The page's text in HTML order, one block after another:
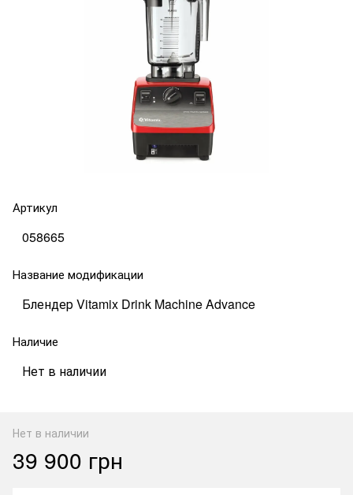
Артикул
058665
Название модификации
Блендер Vitamix Drink Machine Advance
Наличие
Нет в наличии
Нет в наличии
39 900 грн